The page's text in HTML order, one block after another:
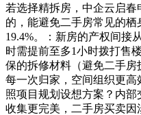
若选择精拆房，中企云启
的，能避免二手房常见的栖
19.4%。：新房的产权间接
时需提前至多1小时拨打售
保的拆修材料（避免二手
每一次归家，空间组织更
照项目规划设想方案？内
收集更完美，二手房买卖因